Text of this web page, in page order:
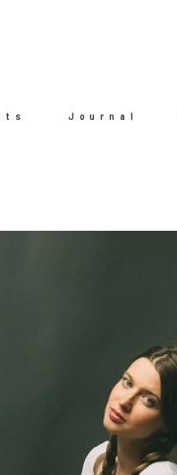
Journal